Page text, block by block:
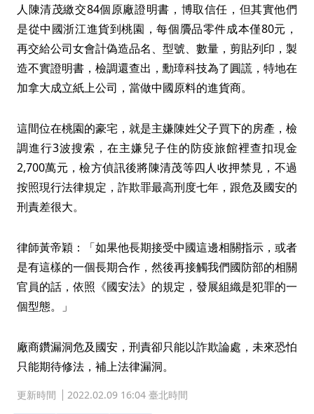
人陳清茂繳交84個原廠證明書，博取信任，但其實他們
是從中國浙江進貨到桃園，每個贗品零件成本僅80元，
再交給公司女會計偽造品名、型號、數量，剪貼列印，製
造不實證明書，檢調還查出，勳璋科技為了圓謊，特地在
加拿大成立紙上公司，當做中國原料的進貨商。
這間位在桃園的豪宅，就是主嫌陳姓父子買下的房產，檢
調進行3波搜索，在主嫌兒子住的防疫旅館裡查扣現金
2,700萬元，檢方偵訊後將陳清茂等四人收押禁見，不過
按照現行法律規定，詐欺罪最高刑度七年，跟危及國安的
刑責差很大。
律師黃帝穎：「如果他長期接受中國這邊相關指示，或者
是有這樣的一個長期合作，然後再接觸我們國防部的相關
官員的話，依照《國安法》的規定，發展組織是犯罪的一
個型態。」
廠商鑽漏洞危及國安，刑責卻只能以詐欺論處，未來恐怕
只能期待修法，補上法律漏洞。
更新時間 2022.02.09 16:04 臺北時間